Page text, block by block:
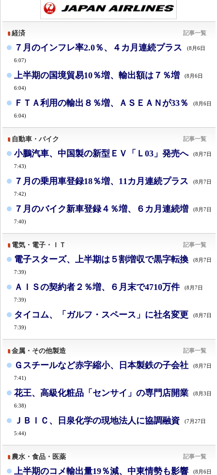
経済 記事一覧
７月のインフレ率2.0％、４カ月連続プラス (8月6日
6:07)
上半期の国境貿易10％増、輸出額は７％増 (8月6日
6:04)
ＦＴＡ利用の輸出８％増、ＡＳＥＡＮが33％ (8月6日
6:04)
自動車・バイク 記事一覧
小鵬汽車、中国製の新型ＥＶ「Ｌ03」発売へ (8月7日
7:43)
７月の乗用車登録18％増、11カ月連続プラス (8月7日
7:42)
７月のバイク新車登録４％増、６カ月連続増 (8月7日
7:40)
電気・電子・ＩＴ 記事一覧
電子スターズ、上半期は５割増収で黒字転換 (8月7日
7:39)
ＡＩＳの契約者２％増、６月末で4710万件 (8月7日
7:39)
タイコム、「ガルフ・スペース」に社名変更 (8月7日
7:39)
金属・その他製造 記事一覧
Ｇスチールなど赤字縮小、日本製鉄の子会社 (8月7日
7:41)
花王、高級化粧品「センサイ」の専門店開業 (8月3日
6:38)
ＪＢＩＣ、日泉化学の現地法人に協調融資 (7月27日
5:44)
農水・食品・医薬 記事一覧
上半期のコメ輸出量19％減、中東情勢も影響 (8月6日